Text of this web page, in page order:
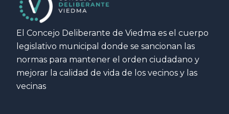
El Concejo Deliberante de Viedma es el cuerpo
legislativo municipal donde se sancionan las
normas para mantener el orden ciudadano y
mejorar la calidad de vida de los vecinos y las
vecinas